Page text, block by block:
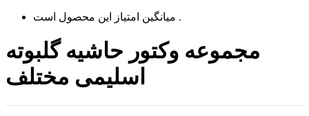
میانگین امتیاز این محصول است .
مجموعه وکتور حاشیه گلبوته
اسلیمی مختلف